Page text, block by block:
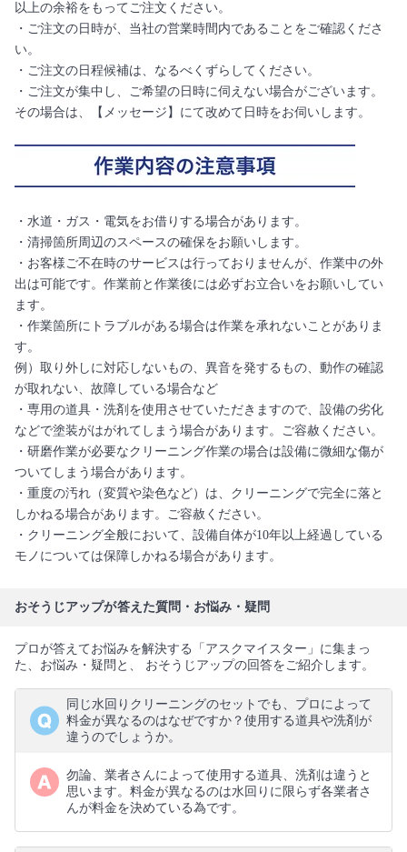
以上の余裕をもってご注文ください。
・ご注文の日時が、当社の営業時間内であることをご確認くださ
い。
・ご注文の日程候補は、なるべくずらしてください。
・ご注文が集中し、ご希望の日時に伺えない場合がございます。
その場合は、【メッセージ】にて改めて日時をお伺いします。
・水道・ガス・電気をお借りする場合があります。
・清掃箇所周辺のスペースの確保をお願いします。
・お客様ご不在時のサービスは行っておりませんが、作業中の外
出は可能です。作業前と作業後には必ずお立合いをお願いしてい
ます。
・作業箇所にトラブルがある場合は作業を承れないことがありま
す。
例）取り外しに対応しないもの、異音を発するもの、動作の確認
が取れない、故障している場合など
・専用の道具・洗剤を使用させていただきますので、設備の劣化
などで塗装がはがれてしまう場合があります。ご容赦ください。
・研磨作業が必要なクリーニング作業の場合は設備に微細な傷が
ついてしまう場合があります。
・重度の汚れ（変質や染色など）は、クリーニングで完全に落と
しかねる場合があります。ご容赦ください。
・クリーニング全般において、設備自体が10年以上経過している
モノについては保障しかねる場合があります。
おそうじアップが答えた質問・お悩み・疑問
プロが答えてお悩みを解決する「アスクマイスター」に集まっ
た、お悩み・疑問と、 おそうじアップの回答をご紹介します。
同じ水回りクリーニングのセットでも、プロによって
料金が異なるのはなぜですか？使用する道具や洗剤が
違うのでしょうか。
勿論、業者さんによって使用する道具、洗剤は違うと
思います。料金が異なるのは水回りに限らず各業者さ
んが料金を決めている為です。